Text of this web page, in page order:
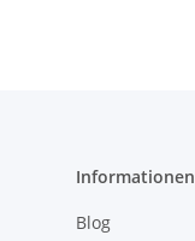
Informationen
Blog